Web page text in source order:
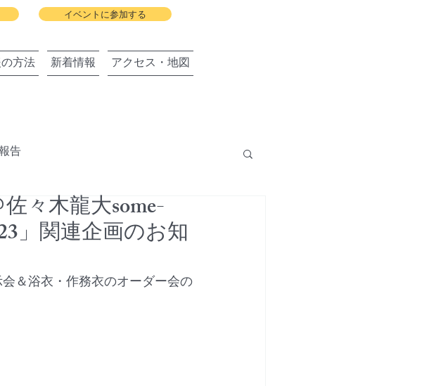
イベントに参加する
方法 新着情報 アクセス・地図
告
に舟っこを運航する盛岡の会
々木龍大some-
」関連企画のお知
＆浴衣・作務衣のオーダー会の